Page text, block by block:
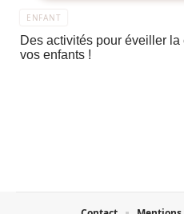
ENFANT
Des activités pour éveiller
vos enfants !